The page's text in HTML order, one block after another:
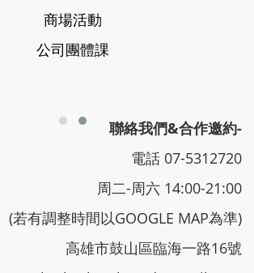
商場活動
公司團體課
聯絡我們&合作邀約-
電話 07-5312720
周二-周六 14:00-21:00
(若有調整時間以GOOGLE MAP為準)
高雄市鼓山區臨海一路16號